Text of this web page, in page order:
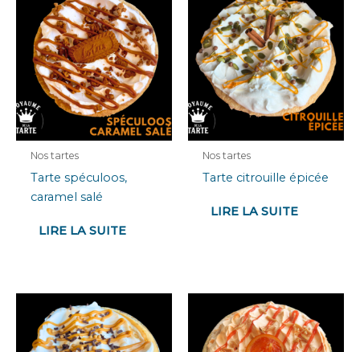
Nos tartes
Tarte spéculoos,
caramel salé
LIRE LA SUITE
Nos tartes
Tarte citrouille épicée
LIRE LA SUITE